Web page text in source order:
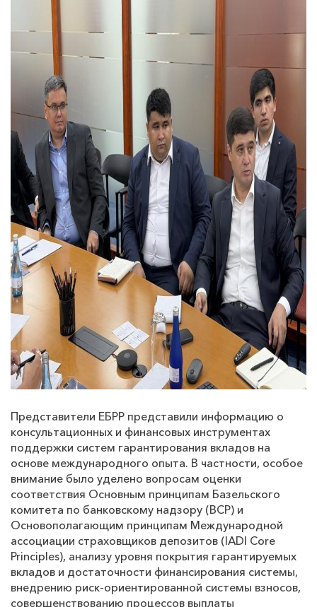
Представители ЕБРР представили информацию о
консультационных и финансовых инструментах
поддержки систем гарантирования вкладов на
основе международного опыта. В частности, особое
внимание было уделено вопросам оценки
соответствия Основным принципам Базельского
комитета по банковскому надзору (BCP) и
Основополагающим принципам Международной
ассоциации страховщиков депозитов (IADI Core
Principles), анализу уровня покрытия гарантируемых
вкладов и достаточности финансирования системы,
внедрению риск-ориентированной системы взносов,
совершенствованию процессов выплаты